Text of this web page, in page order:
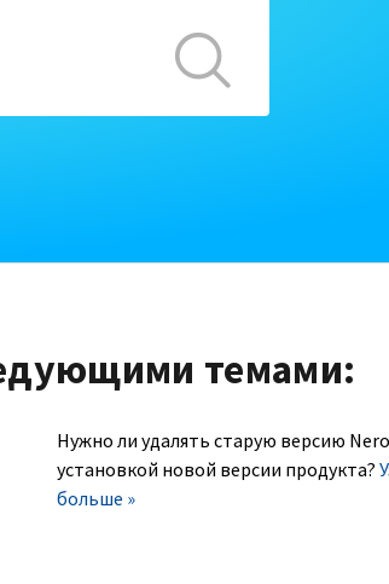
темами:
Нужно ли удалять старую версию
установкой новой версии продукта?
больше »